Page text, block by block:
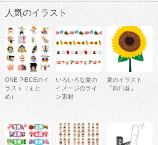
人気のイラスト
ONE PIECEのイ
ラスト（まと
め）
いろいろな夏の
イメージのライ
ン素材
夏のイラスト
「向日葵」